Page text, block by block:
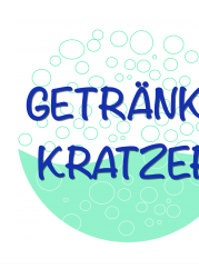
Zum
Inhalt
springen